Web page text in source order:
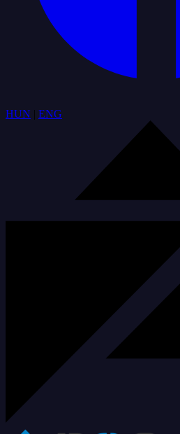
HUN | ENG